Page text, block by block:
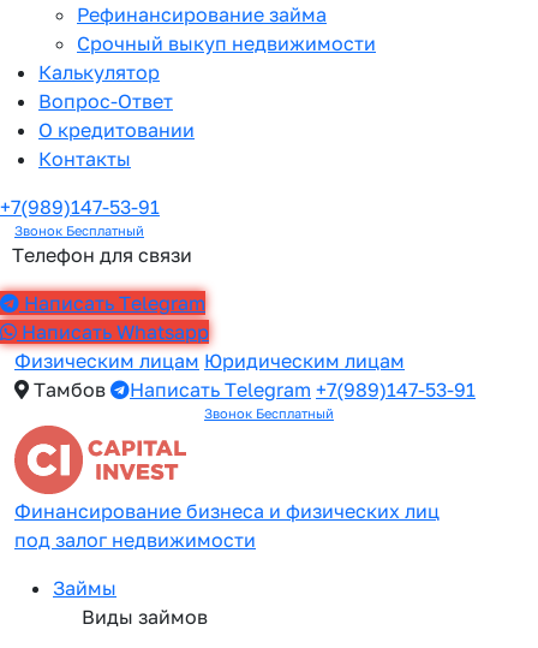
Рефинансирование займа
Срочный выкуп недвижимости
Калькулятор
Вопрос-Ответ
О кредитовании
Контакты
+7(989)147-53-91
Звонок Бесплатный
Телефон для связи
Написать Telegram
Написать Whatsapp
Физическим лицам Юридическим лицам
Тамбов
Написать Telegram +7(989)147-53-91
Звонок Бесплатный
Финансирование бизнеса и физических лиц
под залог недвижимости
Займы
Виды займов